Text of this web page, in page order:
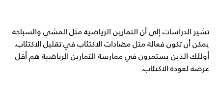
تشير الدراسات إلى أن التمارين الرياضية مثل المشي والسباحة
يمكن أن تكون فعالة مثل مضادات الاكتئاب في تقليل الاكتئاب.
أولئك الذين يستمرون في ممارسة التمارين الرياضية هم أقل
عرضة لعودة الاكتئاب.